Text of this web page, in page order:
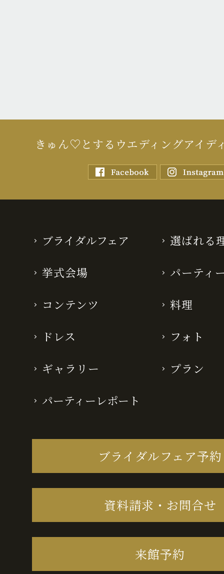
きゅん♡とするウエディングアイデ
ブライダルフェア 選ばれる
挙式会場 パーティ
コンテンツ 料理
ドレス フォト
ギャラリー プラン
パーティーレポート
ブライダルフェア予約
資料請求・お問合せ
来館予約